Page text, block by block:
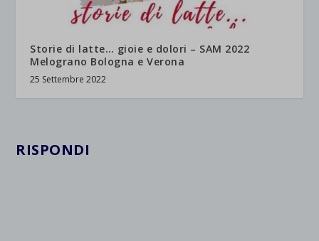
Storie di latte… gioie e dolori – SAM 2022
Melograno Bologna e Verona
25 Settembre 2022
RISPONDI